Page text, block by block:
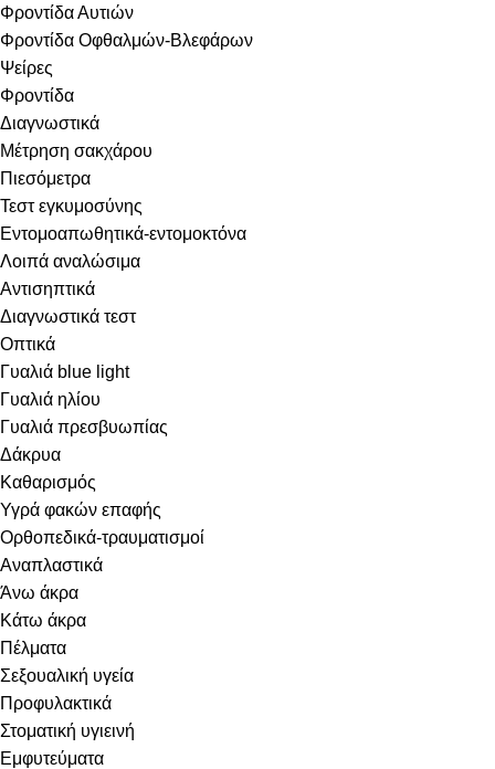
Φροντίδα Αυτιών
Φροντίδα Οφθαλμών-Βλεφάρων
Ψείρες
Φροντίδα
Διαγνωστικά
Μέτρηση σακχάρου
Πιεσόμετρα
Τεστ εγκυμοσύνης
Εντομοαπωθητικά-εντομοκτόνα
Λοιπά αναλώσιμα
Αντισηπτικά
Διαγνωστικά τεστ
Οπτικά
Γυαλιά blue light
Γυαλιά ηλίου
Γυαλιά πρεσβυωπίας
Δάκρυα
Καθαρισμός
Υγρά φακών επαφής
Ορθοπεδικά-τραυματισμοί
Αναπλαστικά
Άνω άκρα
Κάτω άκρα
Πέλματα
Σεξουαλική υγεία
Προφυλακτικά
Στοματική υγιεινή
Eμφυτεύματα